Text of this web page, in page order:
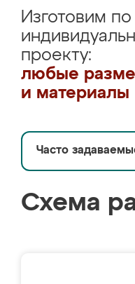
Изготовим по
проекту:
любые
и материалы
Часто
Схема